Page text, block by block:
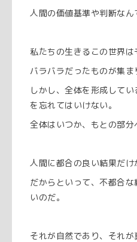
人間の価値基準や判断なん
私たちの生きるこの世界は
バラバラだったものが集ま
しかし、全体を形成して
を忘れてはいけない。
全体はいつか、もとの部分
人間に都合の良い結果だけ
だからといって、不都合
いのだ。
それが自然であり、それが